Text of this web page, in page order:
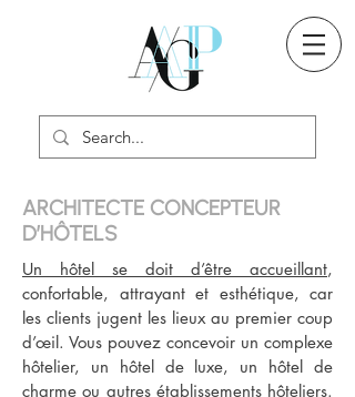
ARCHITECTE CONCEPTEUR
D’HÔTELS
Un hôtel se doit d’être accueillant,
confortable, attrayant et esthétique, car
les clients jugent les lieux au premier coup
d’œil. Vous pouvez concevoir un complexe
hôtelier, un hôtel de luxe, un hôtel de
charme ou autres établissements hôteliers.